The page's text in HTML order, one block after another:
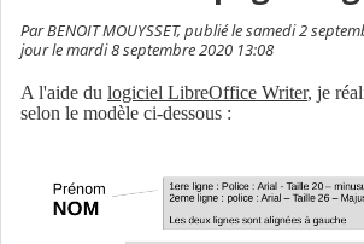
Par BENOIT MOUYSSET, publié le samedi 2
jour le mardi 8 septembre 2020 13:08
A l'aide du logiciel LibreOffice Writer, je
selon le modèle ci-dessous :